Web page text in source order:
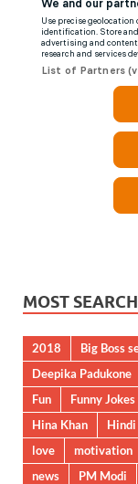
MOST
2018 Big Boss
Deepika Padukone
Fun
Funny Jokes
Hina Khan
Hindi
love
motivation
news
PM Modi